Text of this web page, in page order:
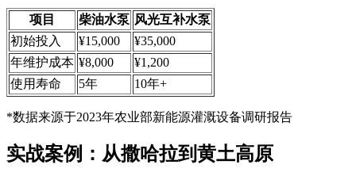
项目 柴油水泵 风光互补水泵
初始投入
¥15,000
¥35,000
年维护成本 ¥8,000
¥1,200
使用寿命
5年 10年+
*数据来源于2023年农业部新能源灌溉设备调研报告
实战案例：从撒哈拉到黄土高原